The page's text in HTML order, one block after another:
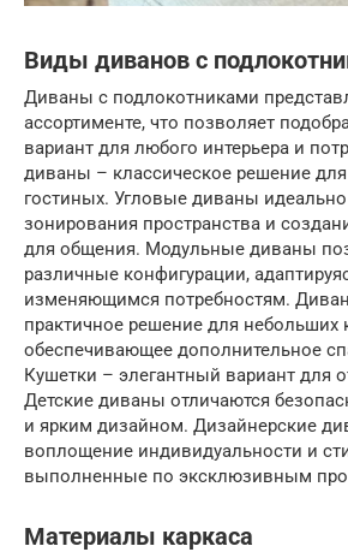
Виды диванов с
Диваны с подлокотниками
ассортименте, что позволяет
вариант для любого интерьера и
диваны – классическое решение
гостиных. Угловые диваны
зонирования пространства и
для общения. Модульные диваны
различные конфигурации,
изменяющимся потребностям.
практичное решение для небольших
обеспечивающее дополнительное
Кушетки – элегантный вариант для
Детские диваны отличаются
и ярким дизайном. Дизайнерские
воплощение индивидуальности и
выполненные по эксклюзивным
Материалы каркаса